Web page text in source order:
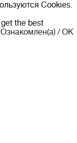
Cookies.
the best
Ознакомлен(а) / OK